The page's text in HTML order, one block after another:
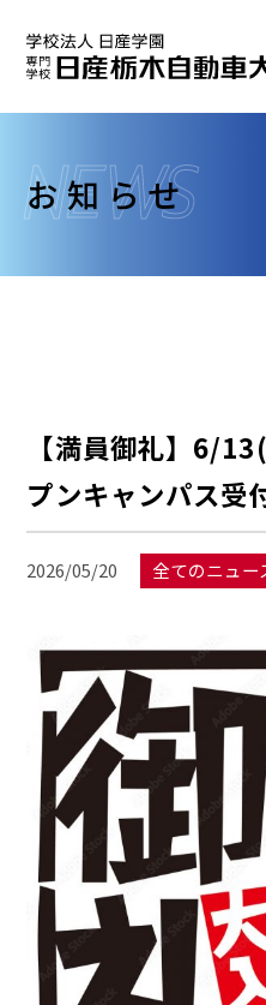
お知らせ
【満員御礼】6/
プンキャンパス受
2026/05/20 全てのニュー